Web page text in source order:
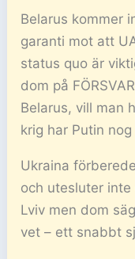
Belarus kommer
garanti mot att
status quo är
dom på
Belarus, vill man
krig har Putin
Ukraina
och utesluter
Lviv men dom
vet – ett snabbt